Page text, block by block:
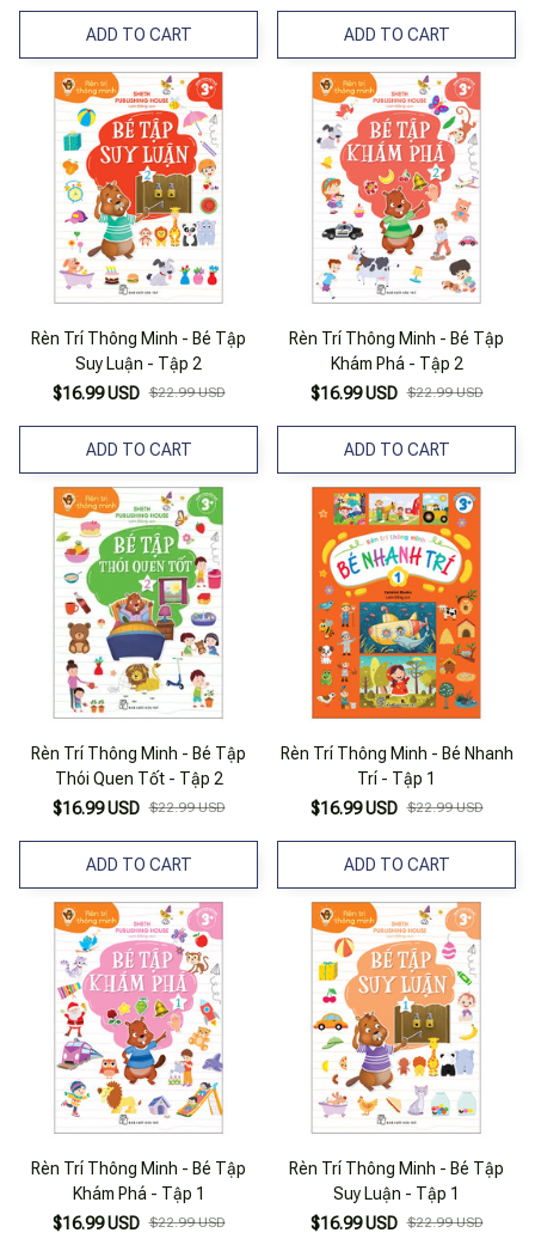
ADD TO CART ADD TO CART
Rèn Trí Thông Minh - Bé Tập
Suy Luận - Tập 2
$16.99 USD $22.99 USD
ADD TO CART
Rèn Trí Thông Minh - Bé Tập
Khám Phá - Tập 2
$16.99 USD $22.99 USD
ADD TO CART
Rèn Trí Thông Minh - Bé Tập
Thói Quen Tốt - Tập 2
$16.99 USD $22.99 USD
ADD TO CART
Rèn Trí Thông Minh - Bé Nhanh
Trí - Tập 1
$16.99 USD $22.99 USD
ADD TO CART
Rèn Trí Thông Minh - Bé Tập
Khám Phá - Tập 1
$16.99 USD $22.99 USD
Rèn Trí Thông Minh - Bé Tập
Suy Luận - Tập 1
$16.99 USD $22.99 USD